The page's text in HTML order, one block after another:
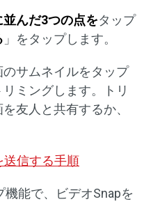
並んだ3つの点をタップ
」をタップします。
サムネイルをタップ
ミングします。トリ
友人と共有するか、
送信する手順
能で、ビデオSnapを